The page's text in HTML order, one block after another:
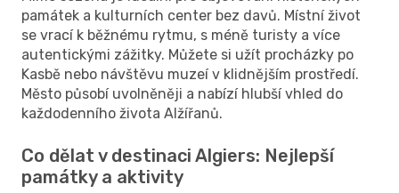
památek a kulturních center bez davů. Místní život
se vrací k běžnému rytmu, s méně turisty a více
autentickými zážitky. Můžete si užít procházky po
Kasbě nebo návštěvu muzeí v klidnějším prostředí.
Město působí uvolněněji a nabízí hlubší vhled do
každodenního života Alžířanů.
Co dělat v destinaci Algiers: Nejlepší
památky a aktivity